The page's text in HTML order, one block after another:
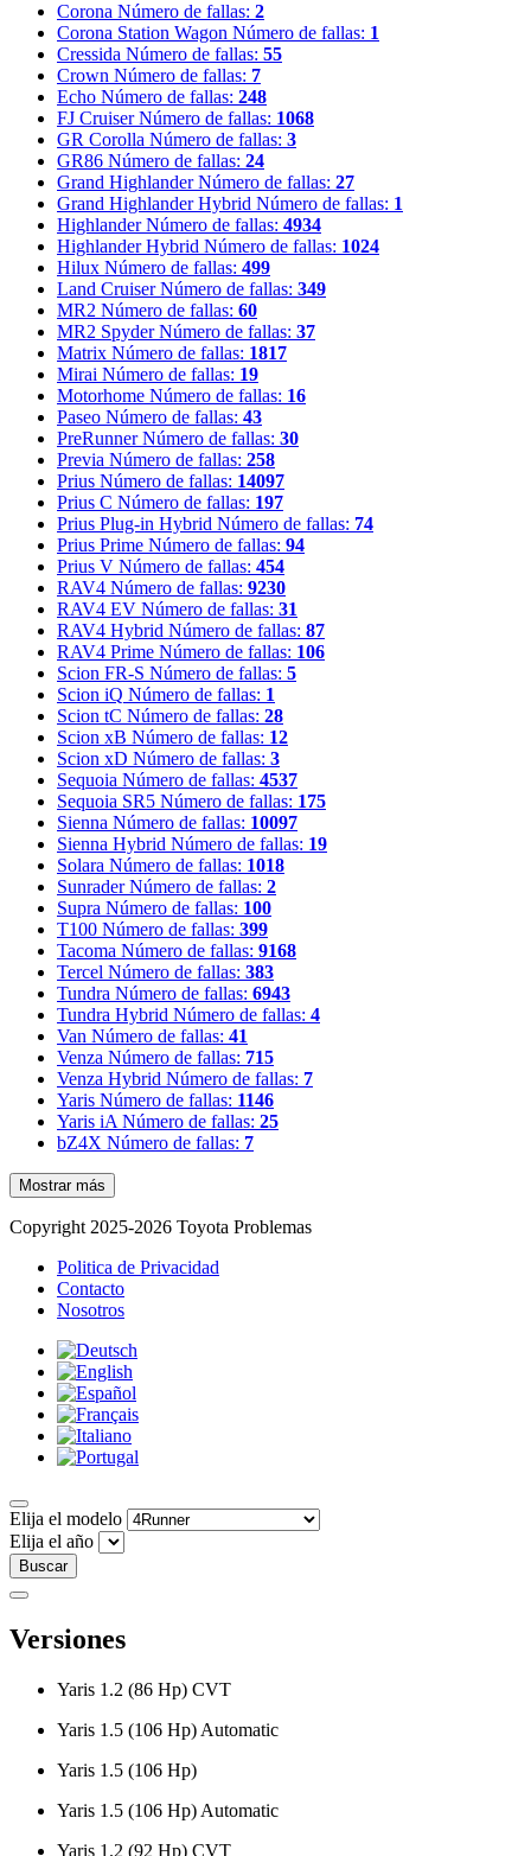
Corona Número de fallas: 2
Corona Station Wagon Número de fallas: 1
Cressida Número de fallas: 55
Crown Número de fallas: 7
Echo Número de fallas: 248
FJ Cruiser Número de fallas: 1068
GR Corolla Número de fallas: 3
GR86 Número de fallas: 24
Grand Highlander Número de fallas: 27
Grand Highlander Hybrid Número de fallas: 1
Highlander Número de fallas: 4934
Highlander Hybrid Número de fallas: 1024
Hilux Número de fallas: 499
Land Cruiser Número de fallas: 349
MR2 Número de fallas: 60
MR2 Spyder Número de fallas: 37
Matrix Número de fallas: 1817
Mirai Número de fallas: 19
Motorhome Número de fallas: 16
Paseo Número de fallas: 43
PreRunner Número de fallas: 30
Previa Número de fallas: 258
Prius Número de fallas: 14097
Prius C Número de fallas: 197
Prius Plug-in Hybrid Número de fallas: 74
Prius Prime Número de fallas: 94
Prius V Número de fallas: 454
RAV4 Número de fallas: 9230
RAV4 EV Número de fallas: 31
RAV4 Hybrid Número de fallas: 87
RAV4 Prime Número de fallas: 106
Scion FR-S Número de fallas: 5
Scion iQ Número de fallas: 1
Scion tC Número de fallas: 28
Scion xB Número de fallas: 12
Scion xD Número de fallas: 3
Sequoia Número de fallas: 4537
Sequoia SR5 Número de fallas: 175
Sienna Número de fallas: 10097
Sienna Hybrid Número de fallas: 19
Solara Número de fallas: 1018
Sunrader Número de fallas: 2
Supra Número de fallas: 100
T100 Número de fallas: 399
Tacoma Número de fallas: 9168
Tercel Número de fallas: 383
Tundra Número de fallas: 6943
Tundra Hybrid Número de fallas: 4
Van Número de fallas: 41
Venza Número de fallas: 715
Venza Hybrid Número de fallas: 7
Yaris Número de fallas: 1146
Yaris iA Número de fallas: 25
bZ4X Número de fallas: 7
Mostrar más
Copyright 2025-2026 Toyota Problemas
Politica de Privacidad
Contacto
Nosotros
Elija el modelo
Elija el año
Buscar
Versiones
Yaris 1.2 (86 Hp) CVT
Yaris 1.5 (106 Hp) Automatic
Yaris 1.5 (106 Hp)
Yaris 1.5 (106 Hp) Automatic
Yaris 1.2 (92 Hp) CVT